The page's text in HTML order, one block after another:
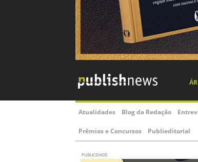
Atualidades Blog da Redação
Prêmios e Concursos Publieditorial
PUBLICIDADE